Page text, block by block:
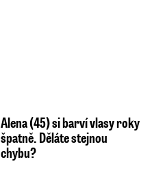
Alena (45) si barví vlasy roky
špatně. Děláte stejnou
chybu?